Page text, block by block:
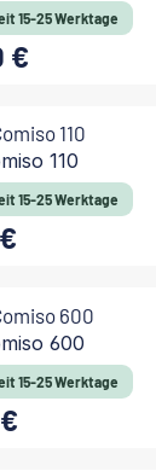
15-25 Werktage
€
110
15-25 Werktage
600
15-25 Werktage